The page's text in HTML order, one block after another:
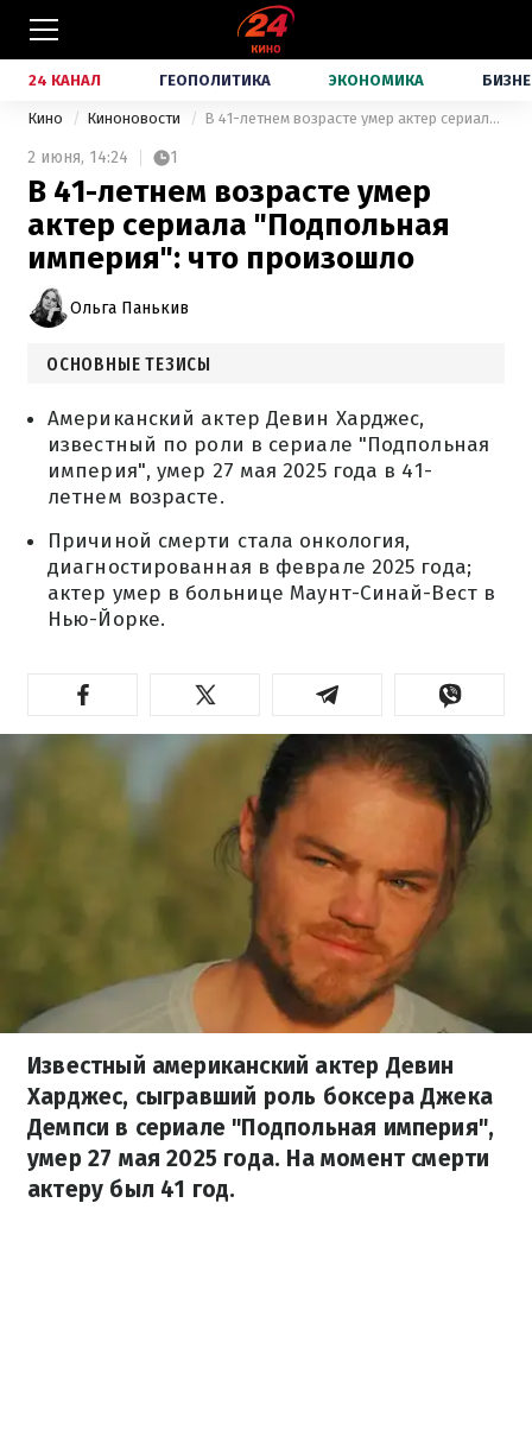
24 КАНАЛ ГЕОПОЛИТИКА ЭКОНОМИКА
Кино Киноновости В 41-летнем возрасте умер актер сериала "Подпольная империя": что произошло
2 июня, 14:24 1
В 41-летнем возрасте умер
актер сериала "Подпольная
империя": что произошло
Ольга Панькив
ОСНОВНЫЕ ТЕЗИСЫ
Американский актер Девин Харджес,
известный по роли в сериале "Подпольная
империя", умер 27 мая 2025 года в 41-
летнем возрасте.
Причиной смерти стала онкология,
диагностированная в феврале 2025 года;
актер умер в больнице Маунт-Синай-Вест в
Нью-Йорке.
Известный американский актер Девин
Харджес, сыгравший роль боксера Джека
Демпси в сериале "Подпольная империя",
умер 27 мая 2025 года. На момент смерти
актеру был 41 год.